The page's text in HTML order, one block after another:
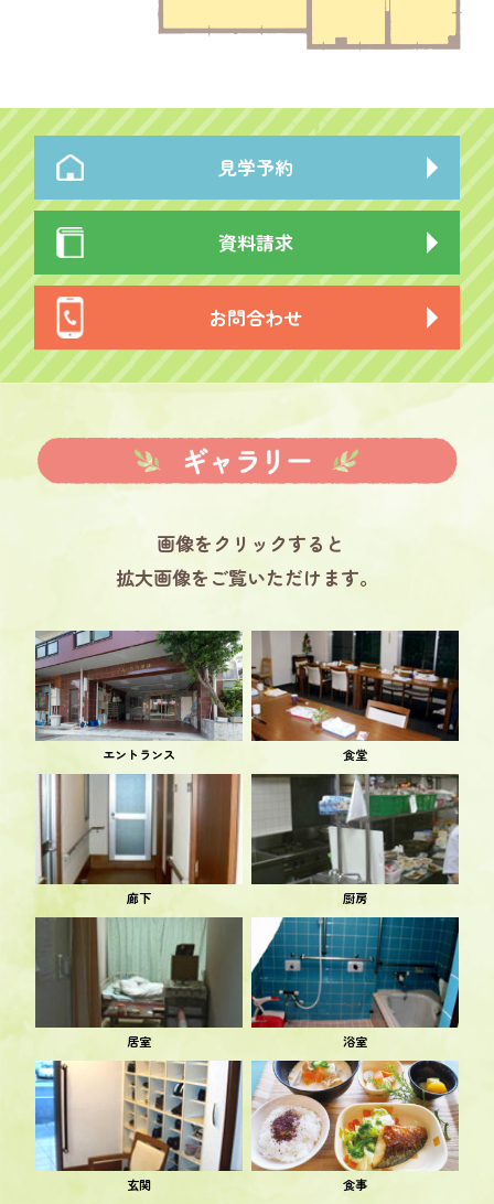
見学予約
資料請求
お問合わせ
画像をクリックすると
拡大画像をご覧いただけます。
エントランス 食堂
廊下 厨房
居室 浴室
玄関 食事